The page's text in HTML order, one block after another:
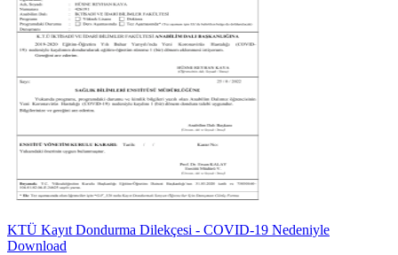
KTÜ Kayıt Dondurma Dilekçesi - COVID-19 Nedeniyle
Download